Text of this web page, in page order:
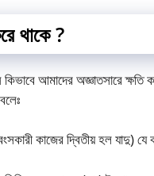
থাকে ?
আমাদের অজ্ঞাতসারে
কাজের দ্বিতীয় হল যাদু) যে